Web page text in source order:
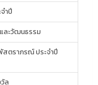
ำปี
ละวัฒนธรรม
สตราภรณ์ ประจำปี
ล